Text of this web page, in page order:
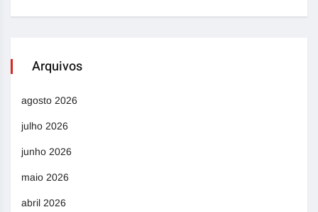
Arquivos
agosto 2026
julho 2026
junho 2026
maio 2026
abril 2026